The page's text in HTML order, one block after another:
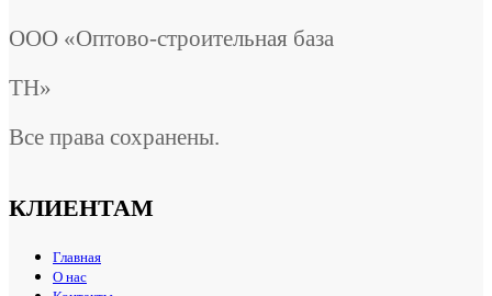
ООО «Оптово-строительная база
ТН»
Все права сохранены.
КЛИЕНТАМ
Главная
О нас